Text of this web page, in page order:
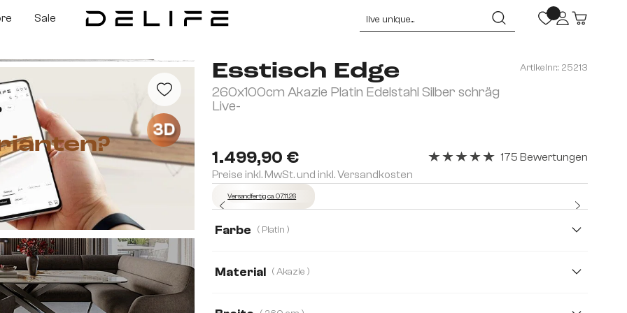
Sale
Esstisch Edge
260x100cm Akazie Platin Edelstahl Silber schräg
Live-
Artikelnr.: 25213
1.499,90 €
Preise inkl. MwSt. und inkl. Versandkosten
175 Bewertungen
Versandfertig ca. 07.11.26
Farbe ( Platin )
Material ( Akazie )
3D